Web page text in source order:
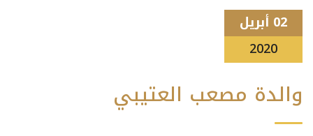
02 أبريل
2020
والدة مصعب العتيبي